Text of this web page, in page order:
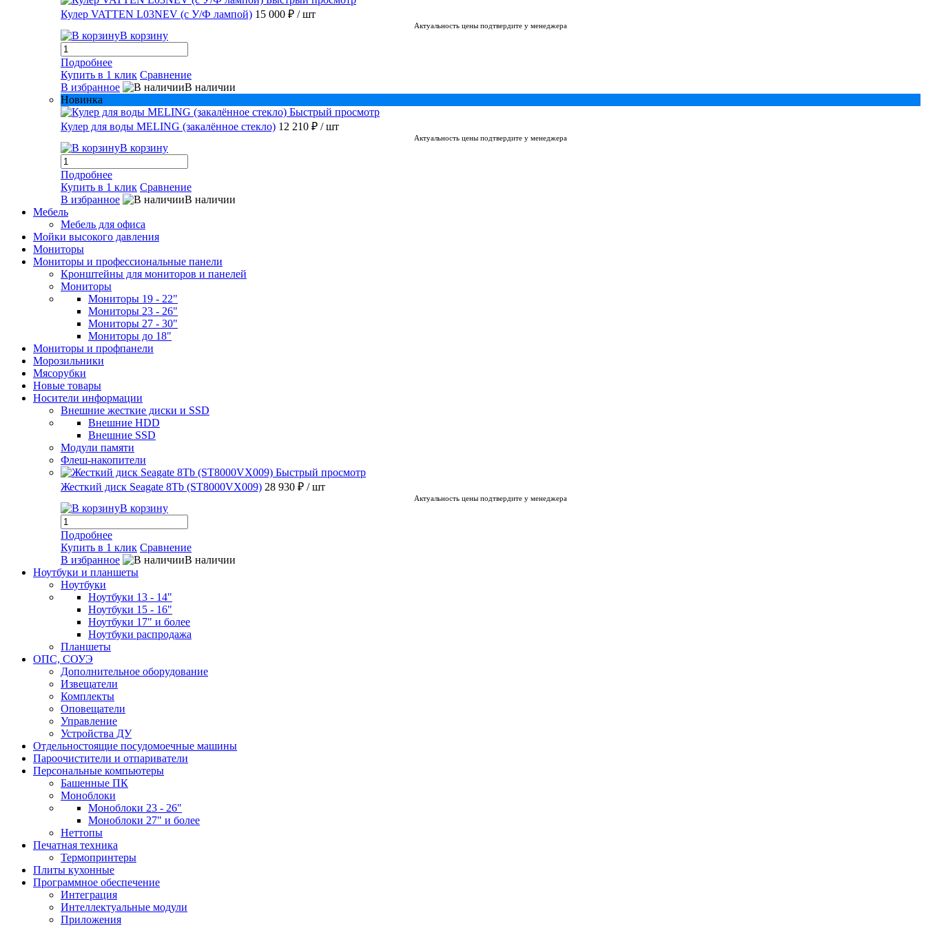
Кулер VATTEN L03NEV (с У/Ф лампой) 15 000 ₽ / шт
Актуальность цены подтвердите у менеджера
В корзину
Подробнее
Купить в 1 клик Сравнение
В избранное
В наличии
Новинка
Быстрый просмотр
Кулер для воды MELING (закалённое стекло) 12 210 ₽ / шт
Актуальность цены подтвердите у менеджера
В корзину
Подробнее
Купить в 1 клик Сравнение
В избранное
В наличии
Мебель
Мебель для офиса
Мойки высокого давления
Мониторы
Мониторы и профессиональные панели
Кронштейны для мониторов и панелей
Мониторы
Мониторы 19 - 22"
Мониторы 23 - 26"
Мониторы 27 - 30"
Мониторы до 18"
Мониторы и профпанели
Морозильники
Мясорубки
Новые товары
Носители информации
Внешние жесткие диски и SSD
Внешние HDD
Внешние SSD
Модули памяти
Флеш-накопители
Быстрый просмотр
Жесткий диск Seagate 8Tb (ST8000VX009) 28 930 ₽ / шт
Актуальность цены подтвердите у менеджера
В корзину
Подробнее
Купить в 1 клик Сравнение
В избранное
В наличии
Ноутбуки и планшеты
Ноутбуки
Ноутбуки 13 - 14"
Ноутбуки 15 - 16"
Ноутбуки 17" и более
Ноутбуки распродажа
Планшеты
ОПС, СОУЭ
Дополнительное оборудование
Извещатели
Комплекты
Оповещатели
Управление
Устройства ДУ
Отдельностоящие посудомоечные машины
Пароочистители и отпариватели
Персональные компьютеры
Башенные ПК
Моноблоки
Моноблоки 23 - 26"
Моноблоки 27" и более
Неттопы
Печатная техника
Термопринтеры
Плиты кухонные
Программное обеспечение
Интеграция
Интеллектуальные модули
Приложения